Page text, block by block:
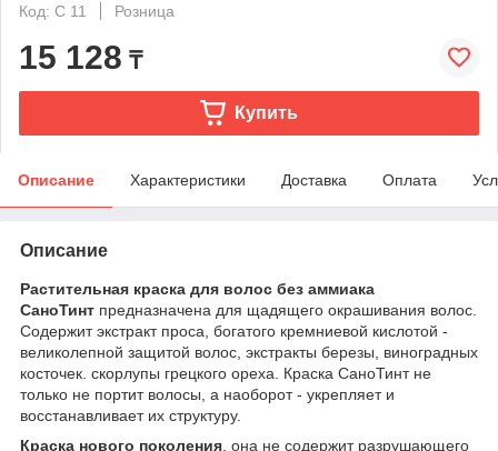
Код: C 11
Розница
15 128 ₸
Купить
Описание Характеристики Доставка Оплата
Описание
Растительная краска для волос без аммиака
СаноТинт предназначена для щадящего окрашивания волос.
Содержит экстракт проса, богатого кремниевой кислотой -
великолепной защитой волос, экстракты березы, виноградных
косточек. скорлупы грецкого ореха. Краска СаноТинт не
только не портит волосы, а наоборот - укрепляет и
восстанавливает их структуру.
Краска нового поколения , она не содержит разрушающего